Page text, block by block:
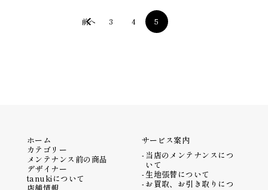
前へ 3 4 5
ホーム
カテゴリー
メンテナンス前の商品
デザイナー
tanukiについて
店舗情報
サービス案内
当店のメンテナンスにつ
いて
生地張替について
お買取、お引き取りにつ